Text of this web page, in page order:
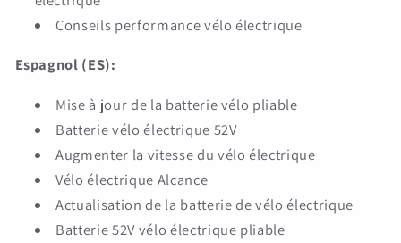
Conseils performance vélo électrique
Espagnol (ES):
Mise à jour de la batterie vélo pliable
Batterie vélo électrique 52V
Augmenter la vitesse du vélo électrique
Vélo électrique Alcance
Actualisation de la batterie de vélo électrique
Batterie 52V vélo électrique pliable